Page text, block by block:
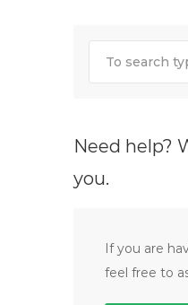
Need help?
you.
If you are
feel free to